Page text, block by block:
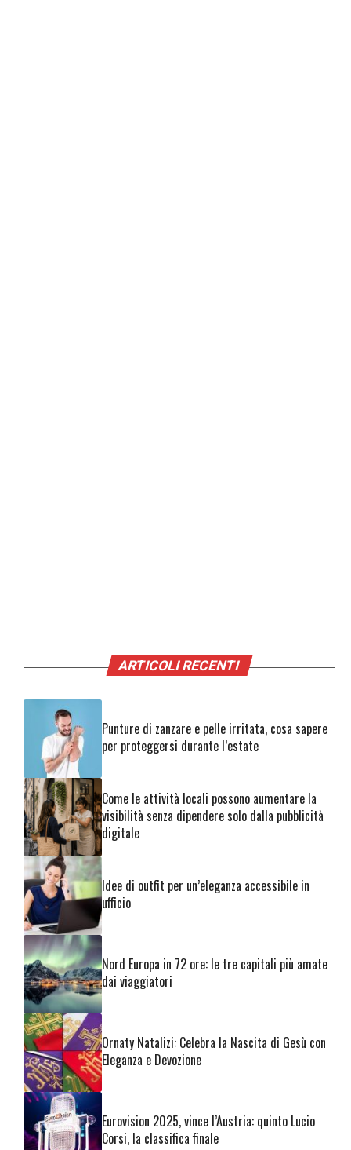
ARTICOLI RECENTI
Punture di zanzare e pelle irritata, cosa sapere
per proteggersi durante l’estate
Come le attività locali possono aumentare la
visibilità senza dipendere solo dalla pubblicità
digitale
Idee di outfit per un’eleganza accessibile in
ufficio
Nord Europa in 72 ore: le tre capitali più amate
dai viaggiatori
Ornaty Natalizi: Celebra la Nascita di Gesù con
Eleganza e Devozione
Eurovision 2025, vince l’Austria: quinto Lucio
Corsi, la classifica finale